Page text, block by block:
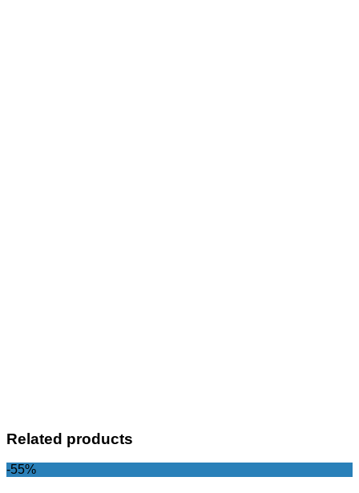
Related products
-55%